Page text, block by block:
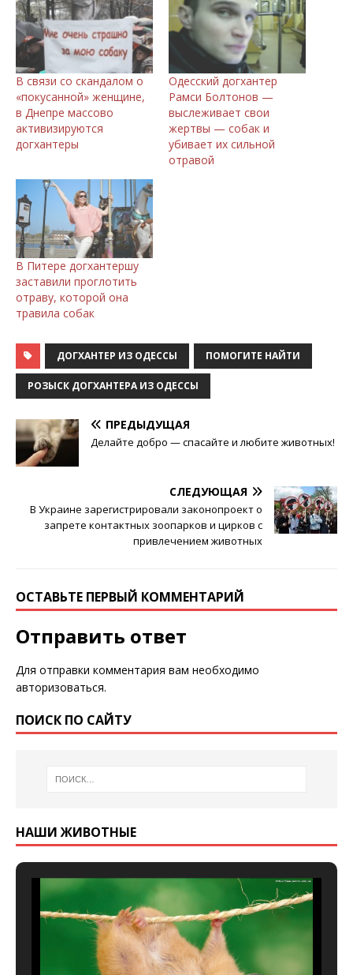
В связи со скандалом о
«покусанной» женщине,
в Днепре массово
активизируются
догхантеры
Одесский догхантер
Рамси Болтонов —
выслеживает свои
жертвы — собак и
убивает их сильной
отравой
В Питере догхантершу
заставили проглотить
отраву, которой она
травила собак
ДОГХАНТЕР ИЗ ОДЕССЫ ПОМОГИТЕ НАЙТИ
РОЗЫСК ДОГХАНТЕРА ИЗ ОДЕССЫ
ПРЕДЫДУЩАЯ
Делайте добро — спасайте и любите животных!
СЛЕДУЮЩАЯ
В Украине зарегистрировали законопроект о
запрете контактных зоопарков и цирков с
привлечением животных
ОСТАВЬТЕ ПЕРВЫЙ КОММЕНТАРИЙ
Отправить ответ
Для отправки комментария вам необходимо
авторизоваться.
ПОИСК ПО САЙТУ
НАШИ ЖИВОТНЫЕ